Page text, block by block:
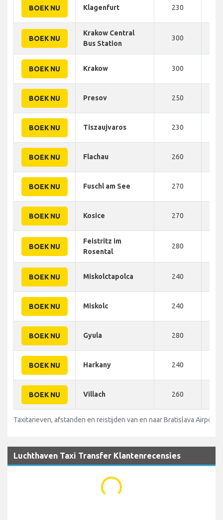
BOEK NU Klagenfurt 230
BOEK NU
Krakow Central
Bus Station
300
BOEK NU Krakow 300
BOEK NU Presov 250
BOEK NU Tiszaujvaros 230
BOEK NU Flachau 260
BOEK NU Fuschl am See 270
BOEK NU Kosice 270
BOEK NU
Feistritz im
Rosental
280
BOEK NU Miskolctapolca 240
BOEK NU Miskolc 240
BOEK NU Gyula 280
BOEK NU Harkany 240
BOEK NU Villach 260
Taxitarieven, afstanden en reistijden van en naar Bratislava Airport
Luchthaven Taxi Transfer Klantenrecensies
...